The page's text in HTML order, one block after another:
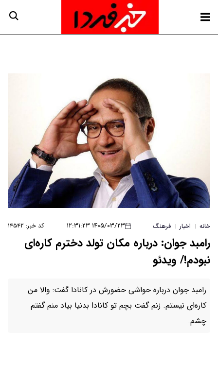
۱۴۰۵/۰۳/۲۳ ۱۲:۳۱:۲۳ کد خبر: ۱۴۵۴۲
مکان تولد دخترم کاره‌ای
حضورش در کانادا گفت: والا من
تو کانادا بدنیا بیاد منم گفتم